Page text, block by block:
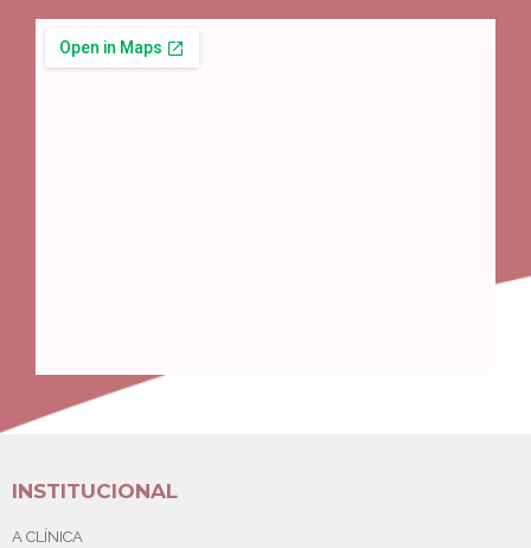
INSTITUCIONAL
A CLÍNICA